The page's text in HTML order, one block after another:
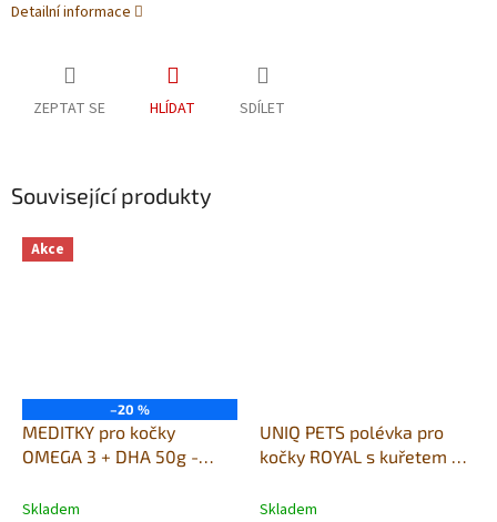
Detailní informace
ZEPTAT SE HLÍDAT SDÍLET
Související produkty
Akce
–20 %
MEDITKY pro kočky
OMEGA 3 + DHA 50g -
Skladem
UNIQ PETS polévka pro
kočky ROYAL s kuřetem a
8ks
Skladem